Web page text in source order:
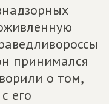
принимался
о том,
его